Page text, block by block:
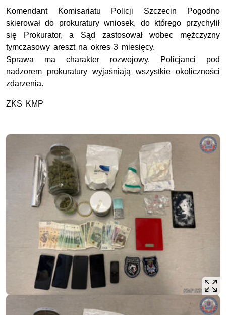
Komendant Komisariatu Policji Szczecin Pogodno
skierował do prokuratury wniosek, do którego przychylił
się Prokurator, a Sąd zastosował wobec mężczyzny
tymczasowy areszt na okres 3 miesięcy.
Sprawa ma charakter rozwojowy. Policjanci pod
nadzorem prokuratury wyjaśniają wszystkie okoliczności
zdarzenia.
ZKS KMP